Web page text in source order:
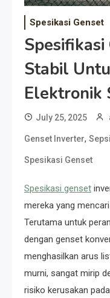
Spesikasi Genset
Stabil
Elektronik
July 25, 2025
Genset Inverter,
Spesikasi Genset
Spesikasi genset
mereka yang
Terutama untuk
dengan genset
menghasilkan arus
murni, sangat mirip
risiko kerusakan